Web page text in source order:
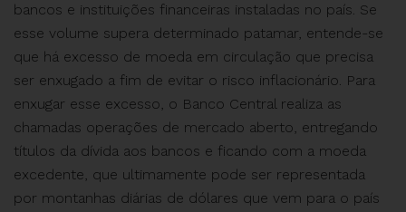
bancos e instituições financeiras instaladas no país. Se
esse volume supera determinado patamar, entende-se
que há excesso de moeda em circulação que precisa
ser enxugado a fim de evitar o risco inflacionário. Para
enxugar esse excesso, o Banco Central realiza as
chamadas operações de mercado aberto, entregando
títulos da dívida aos bancos e ficando com a moeda
excedente, que ultimamente pode ser representada
por montanhas diárias de dólares que vem para o país